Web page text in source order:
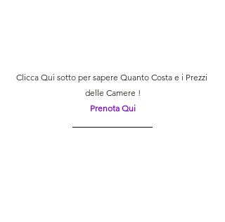
Clicca Qui sotto per sapere Quanto Costa e i Prezzi
delle Camere !
Prenota Qui